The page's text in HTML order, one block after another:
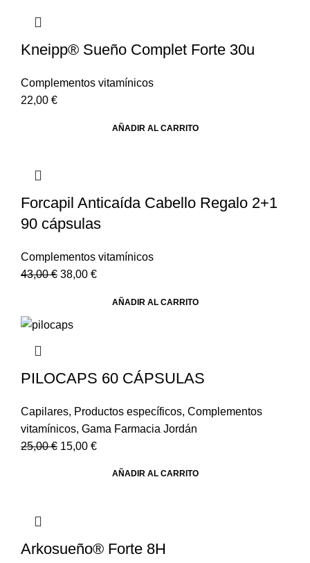
Kneipp® Sueño Complet Forte 30u
Complementos vitamínicos
22,00 €
AÑADIR AL CARRITO
Forcapil Anticaída Cabello Regalo 2+1
90 cápsulas
Complementos vitamínicos
43,00€ 38,00 €
AÑADIR AL CARRITO
PILOCAPS 60 CÁPSULAS
Capilares, Productos específicos, Complementos
vitamínicos, Gama Farmacia Jordán
25,00€ 15,00 €
AÑADIR AL CARRITO
Arkosueño® Forte 8H